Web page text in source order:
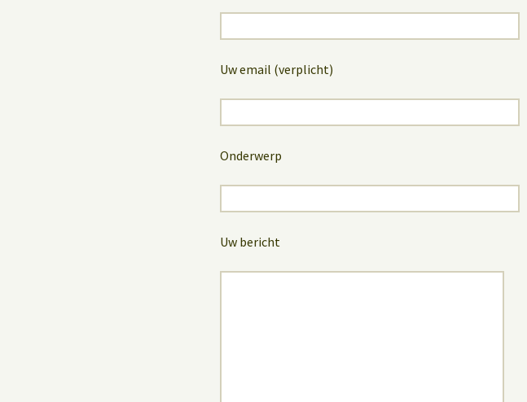
Uw email (verplicht)
Onderwerp
Uw bericht